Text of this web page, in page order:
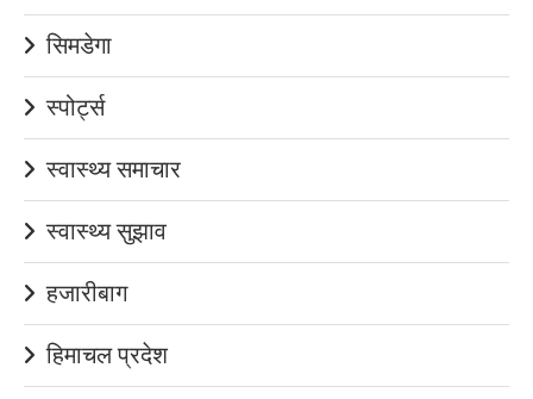
सिमडेगा
स्पोर्ट्स
स्वास्थ्य समाचार
स्वास्थ्य सुझाव
हजारीबाग
हिमाचल प्रदेश